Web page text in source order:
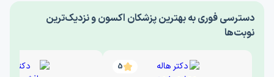
‎دسترسی فوری به بهترین پزشکان اکسون و نزدیک‌ترین
نوبت‌ها
5